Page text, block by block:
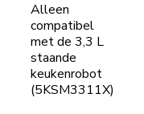
Alleen
compatibel
met de 3,3 L
staande
keukenrobot
(5KSM3311X)